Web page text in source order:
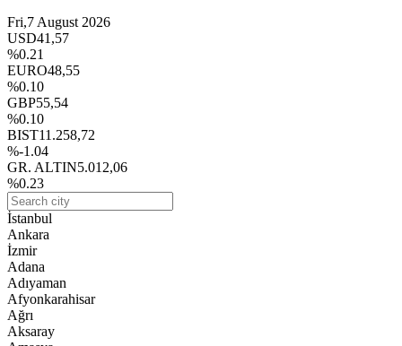
Fri,7 August 2026
USD41,57
%0.21
EURO48,55
%0.10
GBP55,54
%0.10
BIST11.258,72
%-1.04
GR. ALTIN5.012,06
%0.23
İstanbul
Ankara
İzmir
Adana
Adıyaman
Afyonkarahisar
Ağrı
Aksaray